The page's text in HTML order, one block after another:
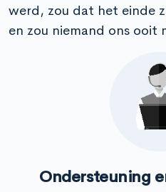
werd, zou dat het einde
en zou niemand ons ooit
Ondersteuning